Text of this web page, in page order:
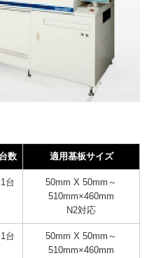
台数 適用基板サイズ
1台
50mm X 50mm～
510mm×460mm
N2対応
1台
50mm X 50mm～
510mm×460mm